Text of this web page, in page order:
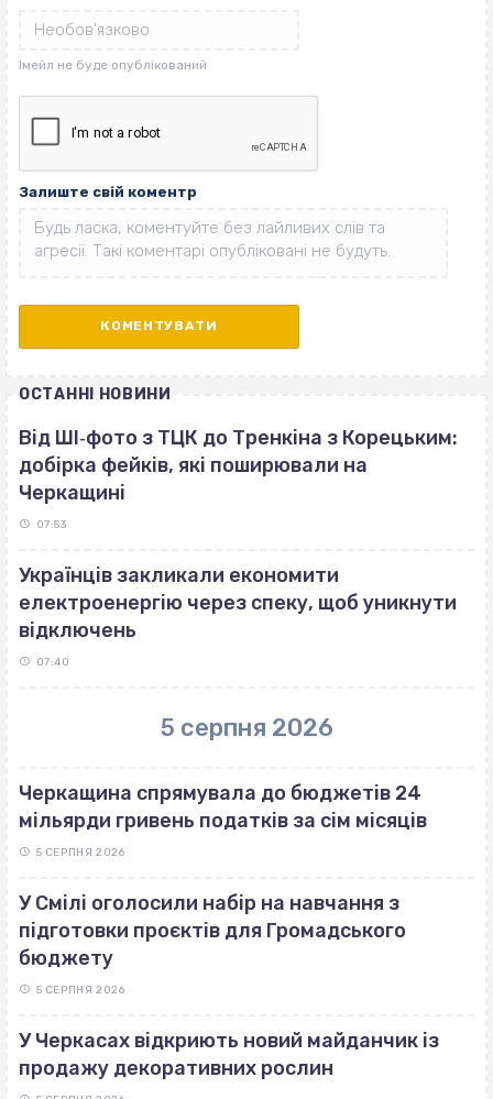
Залиште свій коментр
ОСТАННІ НОВИНИ
Від ШІ‐фото з ТЦК до Тренкіна з Корецьким:
добірка фейків, які поширювали на
Черкащині
07:53
Українців закликали економити
електроенергію через спеку, щоб уникнути
відключень
07:40
5 серпня 2026
Черкащина спрямувала до бюджетів 24
мільярди гривень податків за сім місяців
5 СЕРПНЯ 2026
У Смілі оголосили набір на навчання з
підготовки проєктів для Громадського
бюджету
5 СЕРПНЯ 2026
У Черкасах відкриють новий майданчик із
продажу декоративних рослин